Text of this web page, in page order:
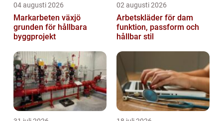
04 augusti 2026
Markarbeten växjö
grunden för hållbara
byggprojekt
02 augusti 2026
Arbetskläder för dam
funktion, passform och
hållbar stil